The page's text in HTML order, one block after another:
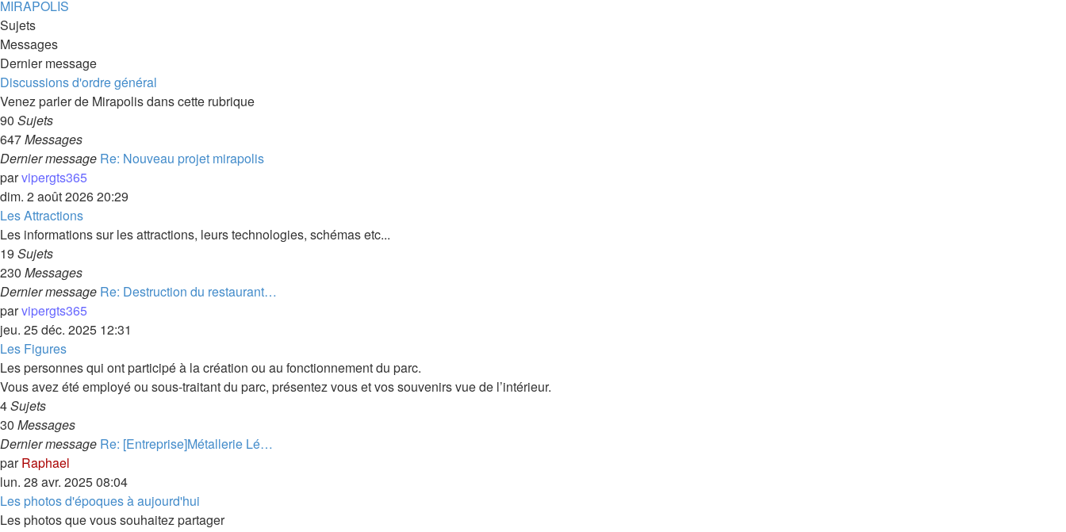
MIRAPOLIS
Sujets
Messages
Dernier message
Discussions d'ordre général
Venez parler de Mirapolis dans cette rubrique
90 Sujets
647Messages
Dernier message Re: Nouveau projet mirapolis
parvipergts365
dim. 2 août 2026 20:29
Les Attractions
Les informations sur les attractions, leurs technologies, schémas etc...
19 Sujets
230 Messages
Dernier message Re: Destruction du restaurant…
parvipergts365
jeu. 25 déc. 2025 12:31
Les Figures
Les personnes qui ont participé à la création ou au fonctionnement du parc.
Vous avez été employé ou sous-traitant du parc, présentez vous et vos souvenirs vue de l’intérieur.
4Sujets
30 Messages
Dernier message Re: [Entreprise]Métallerie Lé…
parRaphael
lun. 28 avr. 2025 08:04
Les photos d'époques à aujourd'hui
Les photos que vous souhaitez partager